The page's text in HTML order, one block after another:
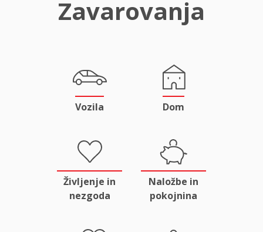
Zavarovanja
Vozila Dom
Življenje in
nezgoda
Naložbe in
pokojnina